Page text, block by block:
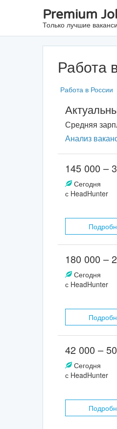
Premium
Только лучшие
Работа
Работа в России
Средняя
Анализ
145 000 –
Сегодня
с HeadHunter
180 000 –
Сегодня
с HeadHunter
42 000 –
Сегодня
с HeadHunter